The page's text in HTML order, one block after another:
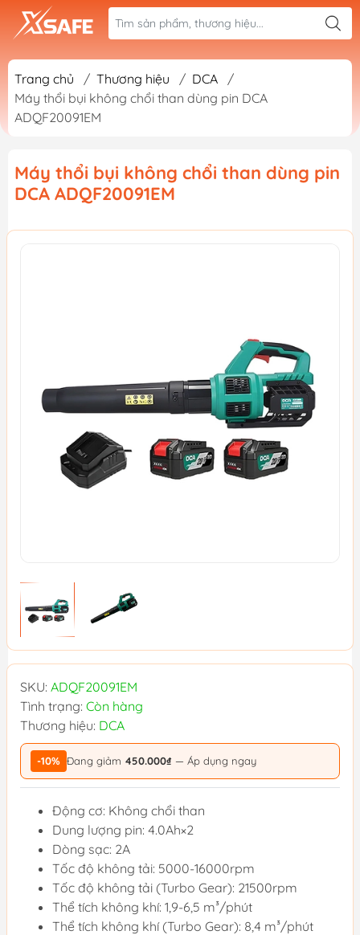
Trang chủ / Thương hiệu / DCA
/
Máy thổi bụi không chổi than dùng pin DCA
ADQF20091EM
Máy thổi bụi không chổi than dùng pin
DCA ADQF20091EM
SKU: ADQF20091EM
Tình trạng: Còn hàng
Thương hiệu: DCA
-10% Đang giảm 450.000₫ — Áp dụng ngay
Động cơ: Không chổi than
Dung lượng pin: 4.0Ah×2
Dòng sạc: 2A
Tốc độ không tải: 5000-16000rpm
Tốc độ không tải (Turbo Gear): 21500rpm
Thể tích không khí: 1,9-6,5 m³/phút
Thể tích không khí (Turbo Gear): 8,4 m³/phút